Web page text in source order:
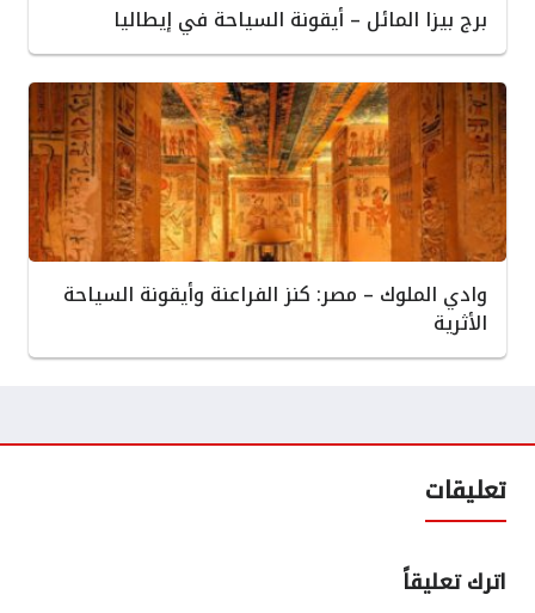
برج بيزا المائل – أيقونة السياحة في إيطاليا
وادي الملوك – مصر: كنز الفراعنة وأيقونة السياحة
الأثرية
تعليقات
اترك تعليقاً